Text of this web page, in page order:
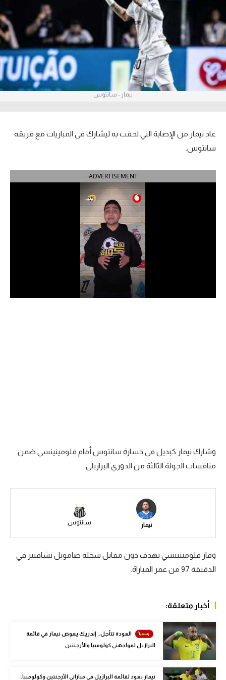
ركن الألعاب
بطولات
الدوري الإنجليزي الممتاز
الدوري الإسباني
الدوري السعودي للمحترفين
سعودي في الجول
الدوري الإنجليزي
رياضات أخرى
كرة السلة الأمريكية
كرة سلة
كرة يد
كرة طائرة
نيمار - سانتوس
عاد نيمار من الإصابة التي لحقت به ليشارك في المباريات مع فريقه
سانتوس.
ADVERTISEMENT
وشارك نيمار كبديل في خسارة سانتوس أمام فلومينينسي ضمن
منافسات الجولة الثالثة من الدوري البرازيلي.
نيمار سانتوس
وفاز فلومينينسي بهدف دون مقابل سجله صامويل تشافيير في
الدقيقة 97 من عمر المباراة.
أخبار متعلقة:
العودة تتأجل.. إندريك يعوض نيمار في قائمة
البرازيل لمواجهتي كولومبيا والأرجنتين
نيمار يعود لقائمة البرازيل في مباراتي الأرجنتين وكولومبيا..